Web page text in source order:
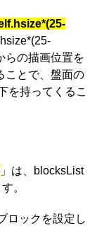
らの描画位置を
ことで、盤面の
を持ってくるこ
」は、blocksList
。
ロックを設定し